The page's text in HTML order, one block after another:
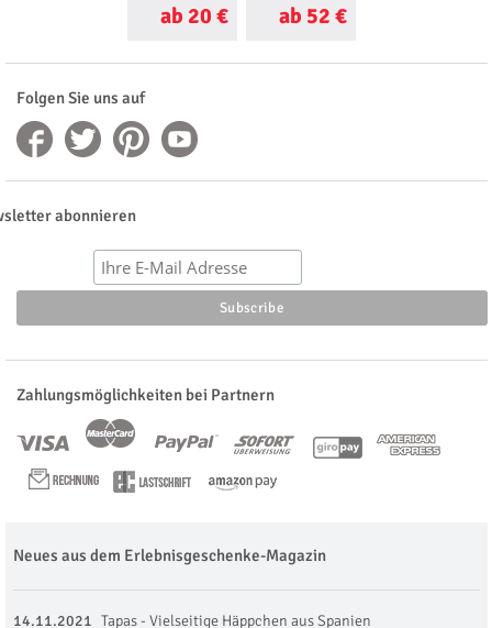
ab 20 € ab 52 €
Folgen Sie uns auf
abonnieren
Zahlungsmöglichkeiten bei Partnern
Neues aus dem Erlebnisgeschenke-Magazin
14.11.2021 Tapas - Vielseitige Häppchen aus Spanien